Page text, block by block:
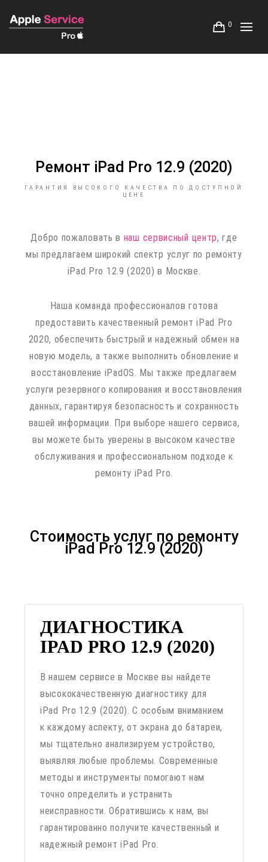
0
Ремонт iPad Pro 12.9 (2020)
ГАРАНТИЯ ВЫСОКОГО КАЧЕСТВА ПО ДОСТУПНОЙ
ЦЕНЕ
Добро пожаловать в наш сервисный центр, где
мы предлагаем широкий спектр услуг по ремонту
iPad Pro 12.9 (2020) в Москве.
Наша команда профессионалов готова
предоставить качественный ремонт iPad Pro
2020, обеспечить быстрый и надежный обмен на
новую модель, а также выполнить обновление и
восстановление iPadOS. Мы также предлагаем
услуги резервного копирования и восстановления
данных, гарантируя безопасность и сохранность
вашей информации. При выборе нашего сервиса,
вы можете быть уверены в высоком качестве
обслуживания и профессиональном подходе к
ремонту iPad Pro.
Стоимость услуг по ремонту
iPad Pro 12.9 (2020)
ДИАГНОСТИКА
IPAD PRO 12.9 (2020)
В нашем сервисе в Москве вы найдете
высококачественную диагностику для
iPad Pro 12.9 (2020). С особым вниманием
к каждому аспекту, от экрана до батареи,
мы тщательно анализируем устройство,
выявляя любые проблемы. Современные
методы и инструменты помогают нам
точно определить и устранить
неисправности. Обратившись к нам, вы
гарантированно получите качественный и
надежный ремонт iPad Pro.